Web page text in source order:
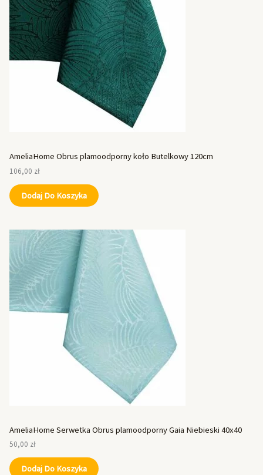
AmeliaHome Obrus plamoodporny koło Butelkowy 120cm
106,00 zł
Dodaj Do Koszyka
AmeliaHome Serwetka Obrus plamoodporny Gaia Niebieski 40x40
50,00 zł
Dodaj Do Koszyka